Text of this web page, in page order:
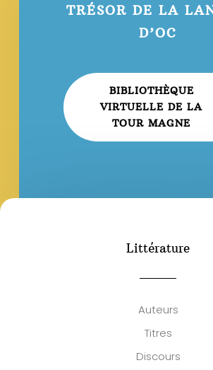
TRÉSOR DE LA
D’OC
BIBLIOTHÈQUE
VIRTUELLE DE LA
TOUR MAGNE
Littérature
Auteurs
Titres
Discours